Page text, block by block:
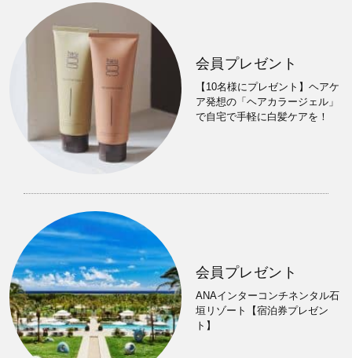
会員プレゼント
【10名様にプレゼント】ヘアケ
ア発想の「ヘアカラージェル」
で自宅で手軽に白髪ケアを！
会員プレゼント
ANAインターコンチネンタル石
垣リゾート【宿泊券プレゼン
ト】